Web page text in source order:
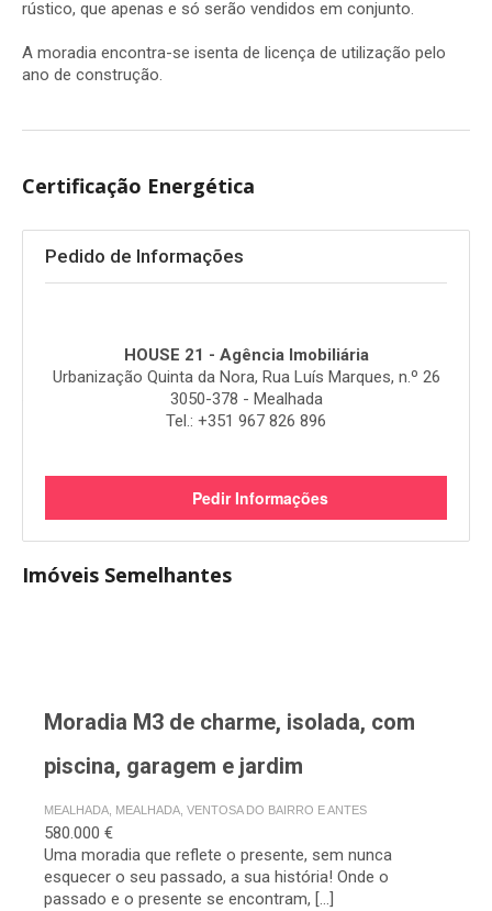
rústico, que apenas e só serão vendidos em conjunto.
A moradia encontra-se isenta de licença de utilização pelo
ano de construção.
Certificação Energética
Pedido de Informações
HOUSE 21 - Agência Imobiliária
Urbanização Quinta da Nora, Rua Luís Marques, n.º 26
3050-378 - Mealhada
Tel.: +351 967 826 896
Pedir Informações
Imóveis Semelhantes
Moradia M3 de charme, isolada, com
piscina, garagem e jardim
MEALHADA, MEALHADA, VENTOSA DO BAIRRO E ANTES
580.000 €
Uma moradia que reflete o presente, sem nunca
esquecer o seu passado, a sua história! Onde o
passado e o presente se encontram, […]